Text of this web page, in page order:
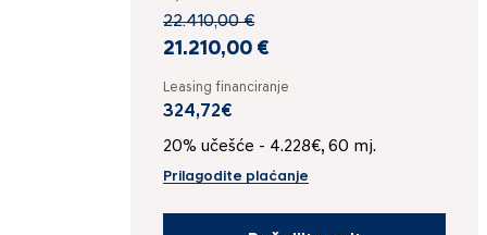
22.410,00 €
21.210,00 €
Leasing financiranje
324,72€
20% učešće - 4.228€, 60 mj.
Prilagodite plaćanje